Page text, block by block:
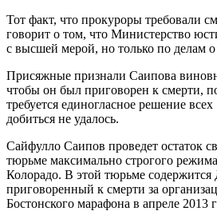
Тот факт, что прокуроры требовали
говорит о том, что Министерство
с высшей мерой, но только по делам о
Присяжные признали Саипова
чтобы он был приговорен к смерти,
требуется единогласное решение
добиться не удалось.
Сайфулло Саипов проведет остаток
тюрьме максимально строгого
Колорадо. В этой тюрьме
приговоренный к смерти за
Бостонского марафона в апреле 2013